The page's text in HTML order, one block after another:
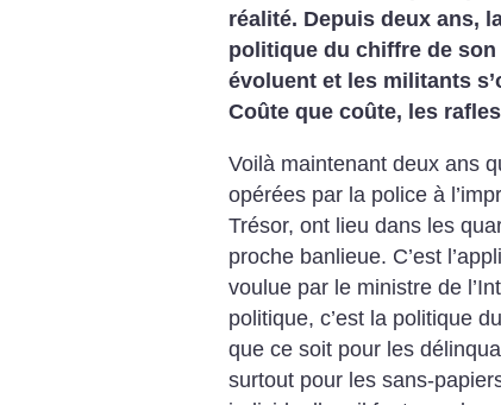
réalité. Depuis deux ans,
politique du chiffre de
évoluent et les militants
Coûte que coûte, les
Voilà maintenant deux ans
opérées par la police à
Trésor, ont lieu dans les
proche banlieue. C’est
voulue par le ministre de
politique, c’est la politique
que ce soit pour les
surtout pour les sans-